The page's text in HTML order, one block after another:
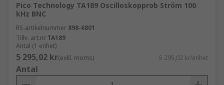
Pico Technology TA189 Oscilloskopprob Ström 100
kHz BNC
RS-artikelnummer 898-6801
Tillv. art.nr TA189
Antal (1 enhet)
5 295,02 kr(exkl. moms) 5 295,02 kr/enhet
Antal